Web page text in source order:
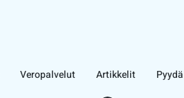
Veropalvelut Artikkelit